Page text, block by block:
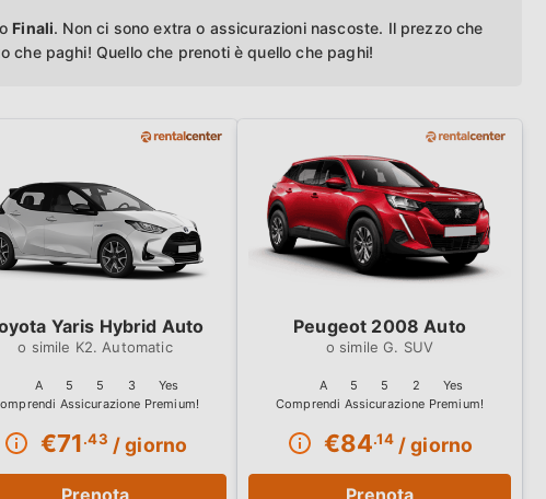
Finali. Non ci sono extra o assicurazioni nascoste. Il prezzo che
che paghi! Quello che prenoti è quello che paghi!
€71.43 / giorno
A 5 5 3 Yes
Yaris Hybrid Auto
K2. Automatic
Prenota
€84.14/ giorno
A 5 5 2 Yes
Peugeot 2008 Auto
G. SUV
Prenota